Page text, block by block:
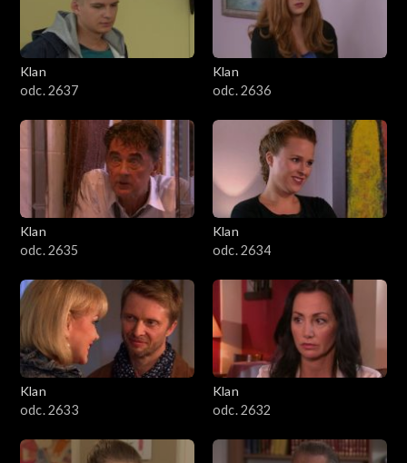
Klan
odc. 2637
Klan
odc. 2636
Klan
odc. 2635
Klan
odc. 2634
Klan
odc. 2633
Klan
odc. 2632